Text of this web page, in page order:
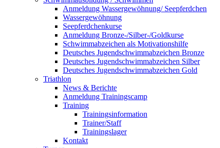
Anmeldung Wassergewöhnung/ Seepferdchen
Wassergewöhnung
Seepferdchenkurse
Anmeldung Bronze-/Silber-/Goldkurse
Schwimmabzeichen als Motivationshilfe
Deutsches Jugendschwimmabzeichen Bronze
Deutsches Jugendschwimmabzeichen Silber
Deutsches Jugendschwimmabzeichen Gold
Triathlon
News & Berichte
Anmeldung Trainingscamp
Training
Trainingsinformation
Trainer/Staff
Trainingslager
Kontakt